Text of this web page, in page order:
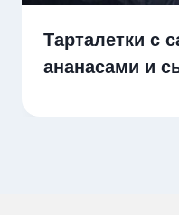
Тарталетки с
ананасами и